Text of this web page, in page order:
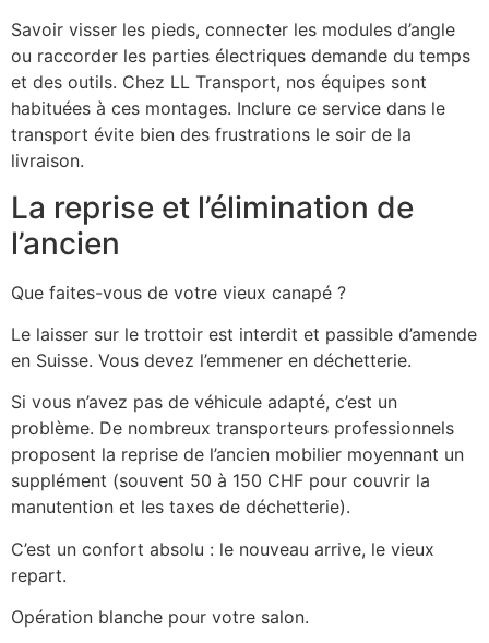
Savoir visser les pieds, connecter les modules d’angle
ou raccorder les parties électriques demande du temps
et des outils. Chez LL Transport, nos équipes sont
habituées à ces montages. Inclure ce service dans le
transport évite bien des frustrations le soir de la
livraison.
La reprise et l’élimination de
l’ancien
Que faites-vous de votre vieux canapé ?
Le laisser sur le trottoir est interdit et passible d’amende
en Suisse. Vous devez l’emmener en déchetterie.
Si vous n’avez pas de véhicule adapté, c’est un
problème. De nombreux transporteurs professionnels
proposent la reprise de l’ancien mobilier moyennant un
supplément (souvent 50 à 150 CHF pour couvrir la
manutention et les taxes de déchetterie).
C’est un confort absolu : le nouveau arrive, le vieux
repart.
Opération blanche pour votre salon.